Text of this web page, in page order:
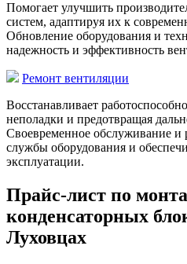
Помогает улучшить
систем, адаптируя их к
Обновление оборудования и
надежность и эффективность
Ремонт вентиляции
Восстанавливает
неполадки и предотвращая
Своевременное обслуживание и
службы оборудования и
эксплуатации.
Прайс-лист по
конденсаторных
Луховцах